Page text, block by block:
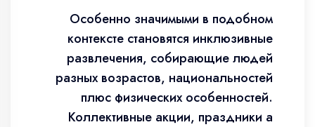
Особенно значимыми в подобном
контексте становятся инклюзивные
развлечения, собирающие людей
разных возрастов, национальностей
плюс физических особенностей.
Коллективные акции, праздники а